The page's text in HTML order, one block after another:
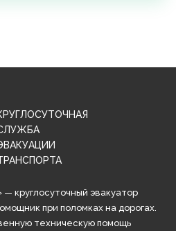
круглосуточный эвакуатор
при поломках на дорогах.
техническую помощь